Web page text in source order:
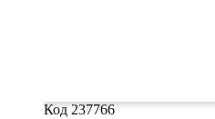
Код 237766